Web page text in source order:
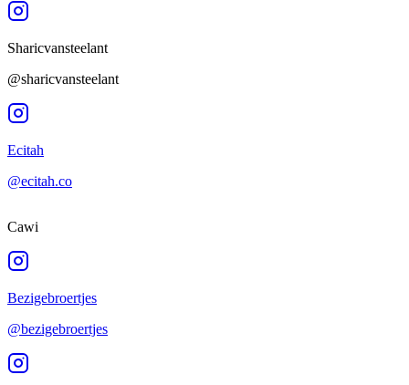
Sharicvansteelant
@sharicvansteelant
Ecitah
@ecitah.co
Cawi
Bezigebroertjes
@bezigebroertjes